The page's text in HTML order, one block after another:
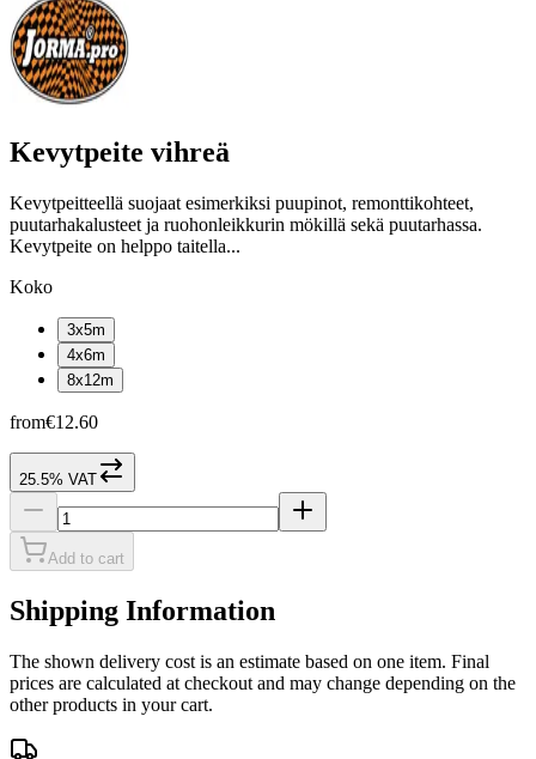
Kevytpeite vihreä
Kevytpeitteellä suojaat esimerkiksi puupinot, remonttikohteet,
puutarhakalusteet ja ruohonleikkurin mökillä sekä puutarhassa.
Kevytpeite on helppo taitella...
Koko
3x5m
4x6m
8x12m
from€12.60
25.5% VAT
Add to cart
Shipping Information
The shown delivery cost is an estimate based on one item. Final
prices are calculated at checkout and may change depending on the
other products in your cart.